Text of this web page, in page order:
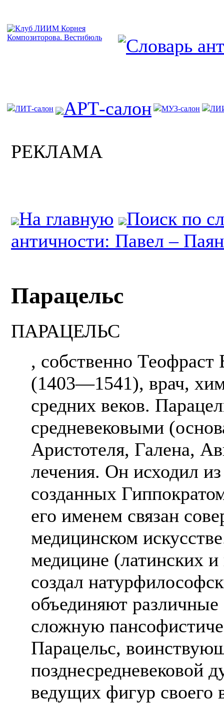
ЛИТ-салон АРТ-салон МУЗ-салон
РЕКЛАМА
На главную
Поиск по
античности: Павел –
Парацельс
ПАРАЦЕЛЬС
, собственно
(1403—1541), врач,
средних веков.
средневековыми
Аристотеля, Галена,
лечения. Он исходил
созданных
его именем связан
медицинском
медицине (латинских
создал
объединяют
сложную
Парацельс,
позднесредневековой
ведущих фигур своего